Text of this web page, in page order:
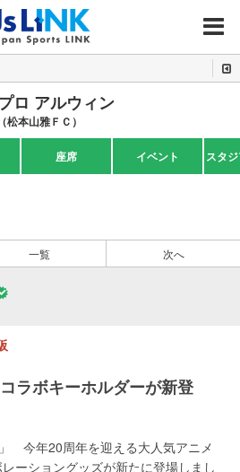
MENU
ロ アルウィン
（松本山雅ＦＣ）
座席 イベント スタ
一覧 次へ
ラボキーホルダーが新登
今年20周年を迎える大人気アニメ
レーショングッズが新たに登場しまし